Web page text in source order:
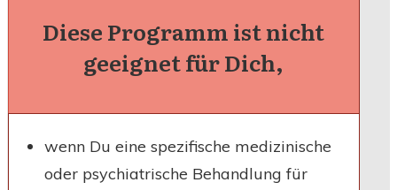
Diese Programm ist nicht
geeignet für Dich,
wenn Du eine spezifische medizinische
oder psychiatrische Behandlung für